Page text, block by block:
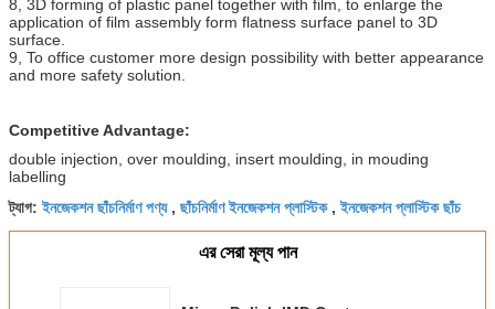
8, 3D forming of plastic panel together with film, to enlarge the
application of film assembly form flatness surface panel to 3D
surface.
9, To office customer more design possibility with better appearance
and more safety solution.
Competitive Advantage:
double injection, over moulding, insert moulding, in mouding
labelling
ট্যাগ:ইনজেকশন ছাঁচনির্মাণ পণ্য, ছাঁচনির্মাণ ইনজেকশন প্লাস্টিক,ইনজেকশন প্লাস্টিক ছাঁচ
এর সেরা মূল্য পান